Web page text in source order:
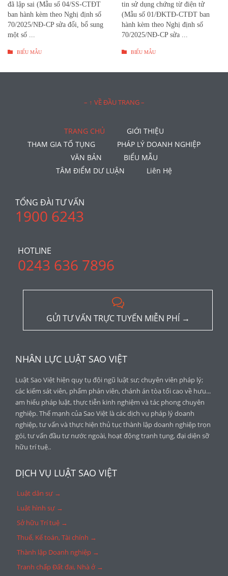
đã lập sai (Mẫu số 04/SS-CTĐT
ban hành kèm theo Nghị định số
70/2025/NĐ-CP sửa đổi, bổ sung
một số ...
 BIỂU MẪU
tin sử dụng chứng từ điện tử
(Mẫu số 01/ĐKTĐ-CTĐT ban
hành kèm theo Nghị định số
70/2025/NĐ-CP sửa ...
 BIỂU MẪU
– ↑ VỀ ĐẦU TRANG –
TRANG CHỦ
GIỚI THIỆU
THAM GIA TỐ TỤNG
PHÁP LÝ DOANH NGHIỆP
VĂN BẢN
BIỂU MẪU
TÂM ĐIỂM DƯ LUẬN
Liên Hệ
TỔNG ĐÀI TƯ VẤN
1900 6243
HOTLINE
0243 636 7896

GỬI TƯ VẤN TRỰC TUYẾN MIỄN PHÍ →
NHÂN LỰC LUẬT SAO VIỆT
Luật Sao Việt hiện quy tụ đội ngũ luật sư; chuyên viên pháp lý;
các kiểm sát viên, phẩm phán viên, chánh án tòa tối cao về hưu...
am hiểu pháp luật, thực tiễn kinh nghiệm và tác phong chuyên
nghiệp. Thế mạnh của Sao Việt là các dịch vụ pháp lý doanh
nghiệp, tư vấn và thực hiện thủ tục thành lập doanh nghiệp trọn
gói, tư vấn đầu tư nước ngoài, hoạt động tranh tụng, đại diện sỡ
hữu trí tuệ..
DỊCH VỤ LUẬT SAO VIỆT
Luật dân sự →
Luật hình sự →
Sở hữu Trí tuệ →
Thuế, Kế toán, Tài chính →
Thành lập Doanh nghiệp →
Tranh chấp Đất đai, Nhà ở →